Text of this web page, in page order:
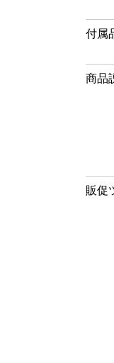
付属
商品
販促